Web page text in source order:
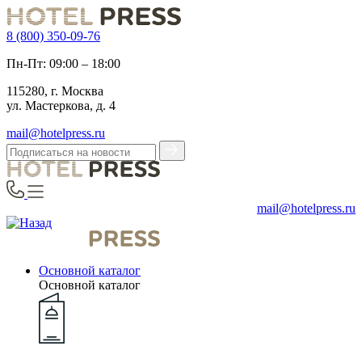
8 (800) 350-09-76
Пн-Пт: 09:00 – 18:00
115280, г. Москва
ул. Мастеркова, д. 4
mail@hotelpress.ru
mail@hotelpress.ru
Основной каталог
Основной каталог